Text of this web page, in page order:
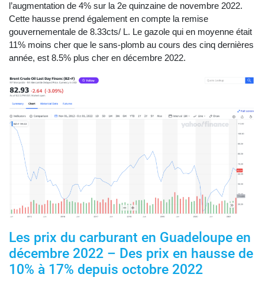
l’augmentation de 4% sur la 2e quinzaine de novembre 2022.
Cette hausse prend également en compte la remise
gouvernementale de 8.33cts/ L. Le gazole qui en moyenne était
11% moins cher que le sans-plomb au cours des cinq dernières
année, est 8.5% plus cher en décembre 2022.
Les prix du carburant en Guadeloupe en
décembre 2022 – Des prix en hausse de
10% à 17% depuis octobre 2022